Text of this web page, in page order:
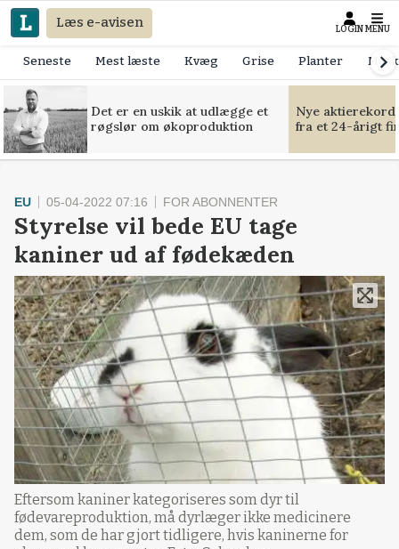
Læs e-avisen LOGIN MENU
Seneste Mest læste Kvæg Grise Planter
Det er en uskik at udlægge et
røgslør om økoproduktion
Nye
fra et 24-årigt
EU 05-04-2022 07:16 FOR ABONNENTER
Styrelse vil bede EU tage
kaniner ud af fødekæden
Eftersom kaniner kategoriseres som dyr til
fødevareproduktion, må dyrlæger ikke medicinere
dem, som de har gjort tidligere, hvis kaninerne for